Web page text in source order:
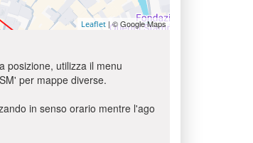
Leaflet | © Google Maps
posizione, utilizza il menu
per mappe diverse.
in senso orario mentre l'ago